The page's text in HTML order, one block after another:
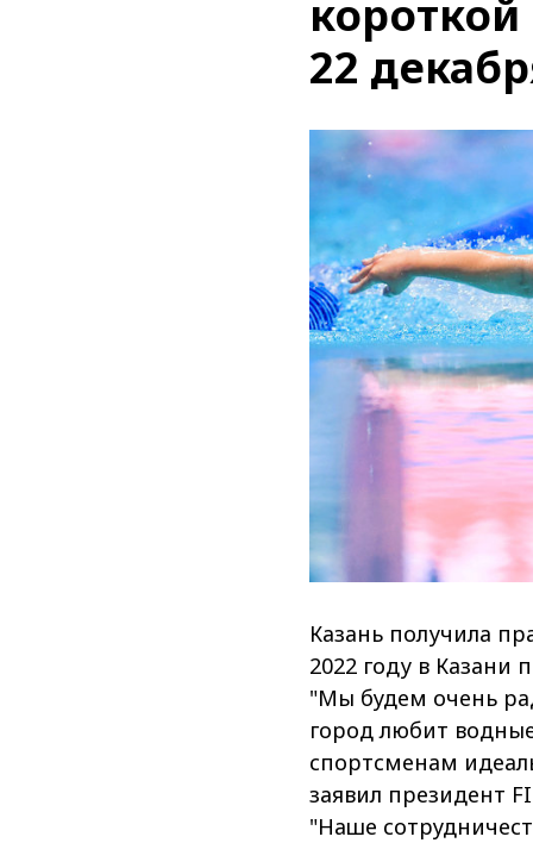
22
Казань получила
2022 году в Казани
"Мы будем очень
город любит
спортсменам
заявил президент
"Наше